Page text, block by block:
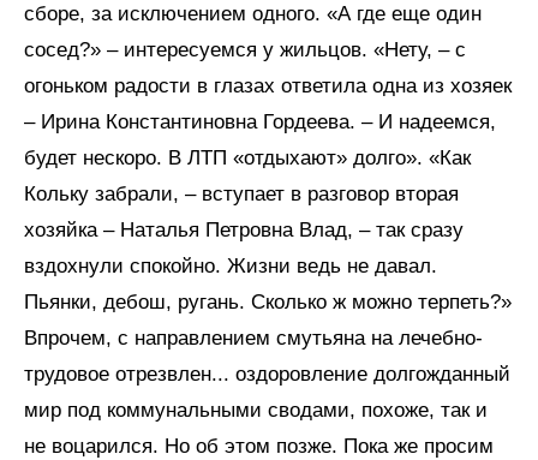
сборе, за исключением одного. «А где еще один
сосед?» – интересуемся у жильцов. «Нету, – с
огоньком радости в глазах ответила одна из хозяек
– Ирина Константиновна Гордеева. – И надеемся,
будет нескоро. В ЛТП «отдыхают» долго». «Как
Кольку забрали, – вступает в разговор вторая
хозяйка – Наталья Петровна Влад, – так сразу
вздохнули спокойно. Жизни ведь не давал.
Пьянки, дебош, ругань. Сколько ж можно терпеть?»
Впрочем, с направлением смутьяна на лечебно-
трудовое отрезвлен... оздоровление долгожданный
мир под коммунальными сводами, похоже, так и
не воцарился. Но об этом позже. Пока же просим